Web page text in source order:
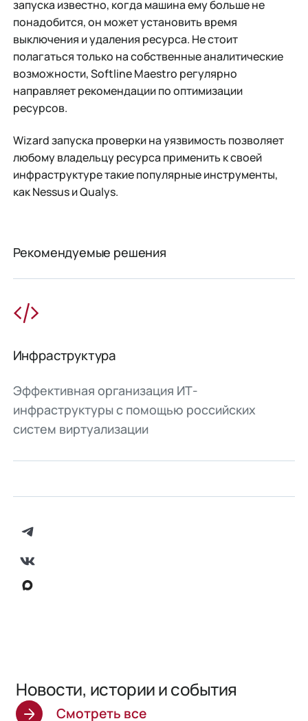
запуска известно, когда машина ему больше не
понадобится, он может установить время
выключения и удаления ресурса. Не стоит
полагаться только на собственные аналитические
возможности, Softline Maestro регулярно
направляет рекомендации по оптимизации
ресурсов.
Wizard запуска проверки на уязвимость позволяет
любому владельцу ресурса применить к своей
инфраструктуре такие популярные инструменты,
как Nessus и Qualys.
Рекомендуемые решения
Инфраструктура
Эффективная организация ИТ-
инфраструктуры с помощью российских
систем виртуализации
Новости, истории и события
Смотреть все